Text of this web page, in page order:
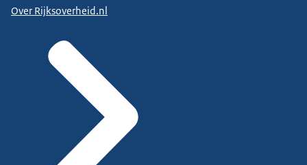
Over Rijksoverheid.nl